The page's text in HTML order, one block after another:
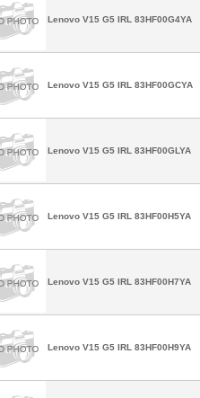
Lenovo V15 G5 IRL 83HF00G4YA
Lenovo V15 G5 IRL 83HF00GCYA
Lenovo V15 G5 IRL 83HF00GLYA
Lenovo V15 G5 IRL 83HF00H5YA
Lenovo V15 G5 IRL 83HF00H7YA
Lenovo V15 G5 IRL 83HF00H9YA